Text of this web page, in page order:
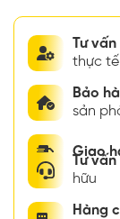
Tư
thực tế
Bảo
sản
Giao
Tư
hữu
Hàng